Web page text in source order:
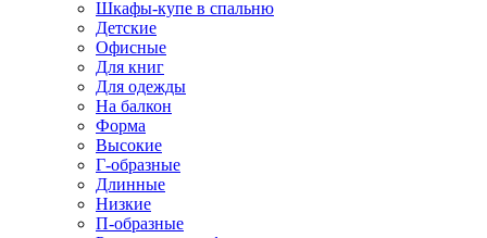
Шкафы-купе в спальню
Детские
Офисные
Для книг
Для одежды
На балкон
Форма
Высокие
Г-образные
Длинные
Низкие
П-образные